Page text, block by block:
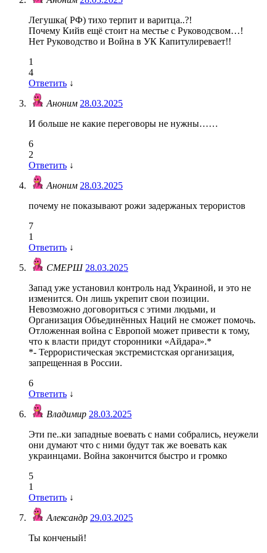
Легушка( РФ) тихо терпит и варитца..?!
Почему Кийв ещё стоит на местье с Руководсвом…!
Нет Руководство и Война в УК Капитулиревает!!
1
4
Ответить ↓
Аноним 28.03.2025
И больше не какие переговоры не нужны……
6
2
Ответить ↓
Аноним 28.03.2025
почему не показывают рожи задержаных терористов
7
1
Ответить ↓
СМЕРШ28.03.2025
Запад уже установил контроль над Украиной, и это не
изменится. Он лишь укрепит свои позиции.
Невозможно договориться с этими людьми, и
Организация Объединённых Наций не сможет помочь.
Отложенная война с Европой может привести к тому,
что к власти придут сторонники «Айдара».*
*- Террористическая экстремистская организация,
запрещенная в России.
6
Ответить ↓
Владимир 28.03.2025
Эти пе..ки западные воевать с нами собрались, неужели
они думают что с ними будут так же воевать как
украинцами. Война закончится быстро и громко
5
1
Ответить ↓
Александр 29.03.2025
Ты конченый!